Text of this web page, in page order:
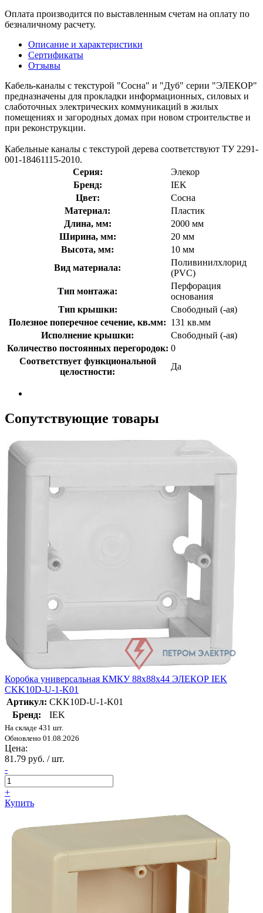
Оплата производится по выставленным счетам на оплату по
безналичному расчету.
Описание и характеристики
Сертификаты
Отзывы
Кабель-каналы с текстурой "Сосна" и "Дуб" серии "ЭЛЕКОР"
предназначены для прокладки информационных, силовых и
слаботочных электрических коммуникаций в жилых
помещениях и загородных домах при новом строительстве и
при реконструкции.
Кабельные каналы с текстурой дерева соответствуют ТУ 2291-
001-18461115-2010.
Серия:
Элекор
Бренд:
IEK
Цвет:
Сосна
Материал:
Пластик
Длина, мм:
2000 мм
Ширина, мм:
20 мм
Высота, мм:
10 мм
Вид материала:
Поливинилхлорид
(PVC)
Тип монтажа:
Перфорация
основания
Тип крышки:
Свободный (-ая)
Полезное поперечное сечение, кв.мм: 131 кв.мм
Исполнение крышки:
Свободный (-ая)
Количество постоянных перегородок: 0
Соответствует функциональной
целостности:
Да
Сопутствующие товары
Коробка универсальная КМКУ 88х88х44 ЭЛЕКОР IEK
CKK10D-U-1-K01
Артикул: CKK10D-U-1-K01
Бренд:
IEK
На складе 431 шт.
Обновлено 01.08.2026
Цена:
81.79 руб. / шт.
-
+
Купить